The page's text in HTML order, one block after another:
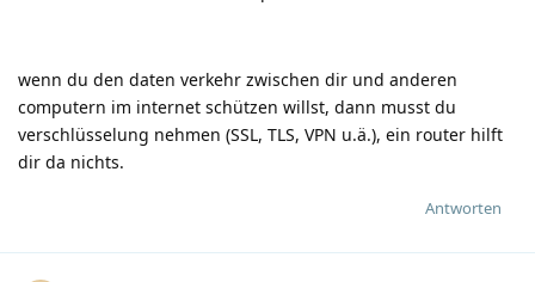
wenn du den daten verkehr zwischen dir und anderen
computern im internet schützen willst, dann musst du
verschlüsselung nehmen (SSL, TLS, VPN u.ä.), ein router hilft
dir da nichts.
Antworten